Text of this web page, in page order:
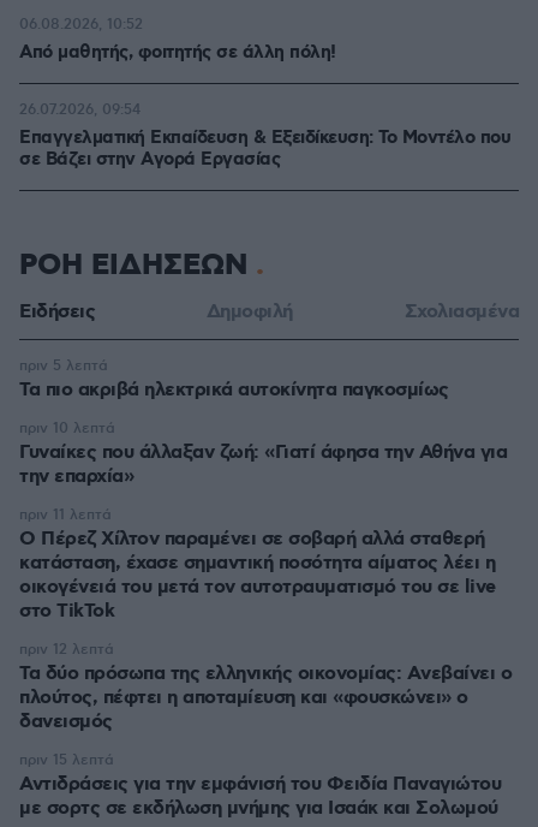
Από μαθητής, φοιτητής σε άλλη πόλη!
06.08.2026, 10:52
Επαγγελματική Εκπαίδευση & Εξειδίκευση: Το Mοντέλο που
σε Bάζει στην Aγορά Eργασίας
26.07.2026, 09:54
ΡΟΗ ΕΙΔΗΣΕΩΝ
Ειδήσεις Δημοφιλή Σχολιασμένα
Τα πιο ακριβά ηλεκτρικά αυτοκίνητα παγκοσμίως
πριν 5 λεπτά
Γυναίκες που άλλαξαν ζωή: «Γιατί άφησα την Αθήνα για
την επαρχία»
πριν 10 λεπτά
Ο Πέρεζ Χίλτον παραμένει σε σοβαρή αλλά σταθερή
κατάσταση, έχασε σημαντική ποσότητα αίματος λέει η
οικογένειά του μετά τον αυτοτραυματισμό του σε live
στο TikTok
πριν 11 λεπτά
Τα δύο πρόσωπα της ελληνικής οικονομίας: Aνεβαίνει ο
πλούτος, πέφτει η αποταμίευση και «φουσκώνει» ο
δανεισμός
πριν 12 λεπτά
Αντιδράσεις για την εμφάνισή του Φειδία Παναγιώτου
με σορτς σε εκδήλωση μνήμης για Ισαάκ και Σολωμού
πριν 15 λεπτά